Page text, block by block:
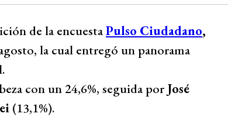
de la encuestaPulso Ciudadano,
la cual entregó un panorama
con un 24,6%, seguida por José
(13,1%).